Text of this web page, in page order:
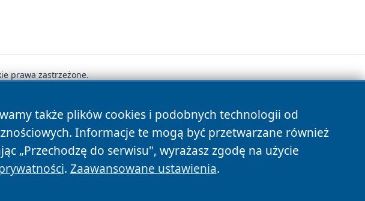
także plików cookies i podobnych technologii od
Informacje te mogą być przetwarzane również
„Przechodzę do serwisu", wyrażasz zgodę na użycie
. Zaawansowane ustawienia.
prawa zastrzeżone.
Polityka Cookies